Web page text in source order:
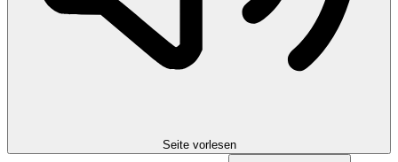
Seite vorlesen